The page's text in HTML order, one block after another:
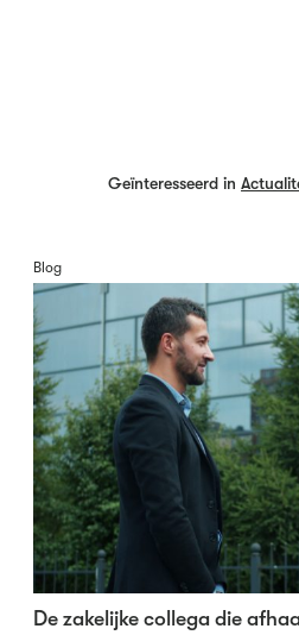
Geïnteresseerd in
Blog
De zakelijke collega die